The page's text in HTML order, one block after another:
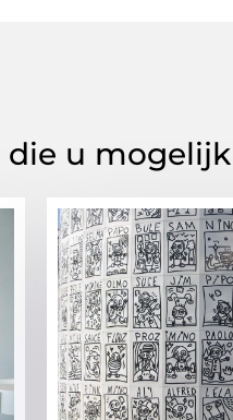
die u